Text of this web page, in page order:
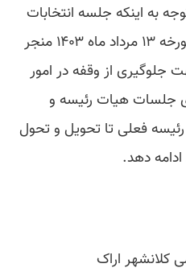
به اینکه جلسه انتخابات
هیات رئیسه سال چهارم در مورخه ۱۳ مرداد ماه ۱۴۰۳ منجر
جلوگیری از وقفه در امور
جلسات هیات رئیسه و
فعلی تا تحویل و تحول
دهد.
کلانشهر اراک